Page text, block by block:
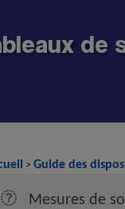
de
>Guide des
Mesures de